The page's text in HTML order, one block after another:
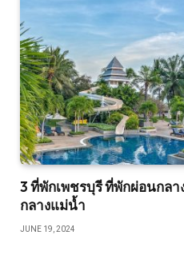
3 ที่พักเพชรบุรี ที่พักผ่อนกล
กลางแม่น้ำ
JUNE 19, 2024